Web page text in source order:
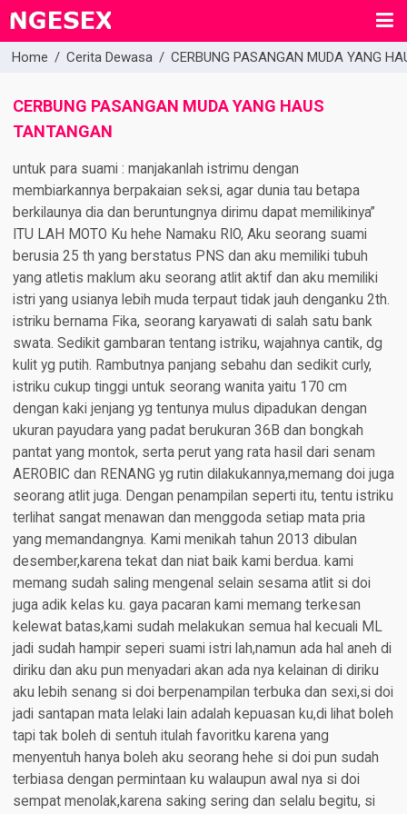
Home / Cerita Dewasa / CERBUNG PASANGAN MUDA YANG
CERBUNG PASANGAN MUDA YANG HAUS
TANTANGAN
untuk para suami : manjakanlah istrimu dengan
membiarkannya berpakaian seksi, agar dunia tau betapa
berkilaunya dia dan beruntungnya dirimu dapat memilikinya”
ITU LAH MOTO Ku hehe Namaku RIO, Aku seorang suami
berusia 25 th yang berstatus PNS dan aku memiliki tubuh
yang atletis maklum aku seorang atlit aktif dan aku memiliki
istri yang usianya lebih muda terpaut tidak jauh denganku 2th.
istriku bernama Fika, seorang karyawati di salah satu bank
swata. Sedikit gambaran tentang istriku, wajahnya cantik, dg
kulit yg putih. Rambutnya panjang sebahu dan sedikit curly,
istriku cukup tinggi untuk seorang wanita yaitu 170 cm
dengan kaki jenjang yg tentunya mulus dipadukan dengan
ukuran payudara yang padat berukuran 36B dan bongkah
pantat yang montok, serta perut yang rata hasil dari senam
AEROBIC dan RENANG yg rutin dilakukannya,memang doi juga
seorang atlit juga. Dengan penampilan seperti itu, tentu istriku
terlihat sangat menawan dan menggoda setiap mata pria
yang memandangnya. Kami menikah tahun 2013 dibulan
desember,karena tekat dan niat baik kami berdua. kami
memang sudah saling mengenal selain sesama atlit si doi
juga adik kelas ku. gaya pacaran kami memang terkesan
kelewat batas,kami sudah melakukan semua hal kecuali ML
jadi sudah hampir seperi suami istri lah,namun ada hal aneh di
diriku dan aku pun menyadari akan ada nya kelainan di diriku
aku lebih senang si doi berpenampilan terbuka dan sexi,si doi
jadi santapan mata lelaki lain adalah kepuasan ku,di lihat boleh
tapi tak boleh di sentuh itulah favoritku karena yang
menyentuh hanya boleh aku seorang hehe si doi pun sudah
terbiasa dengan permintaan ku walaupun awal nya si doi
sempat menolak,karena saking sering dan selalu begitu, si